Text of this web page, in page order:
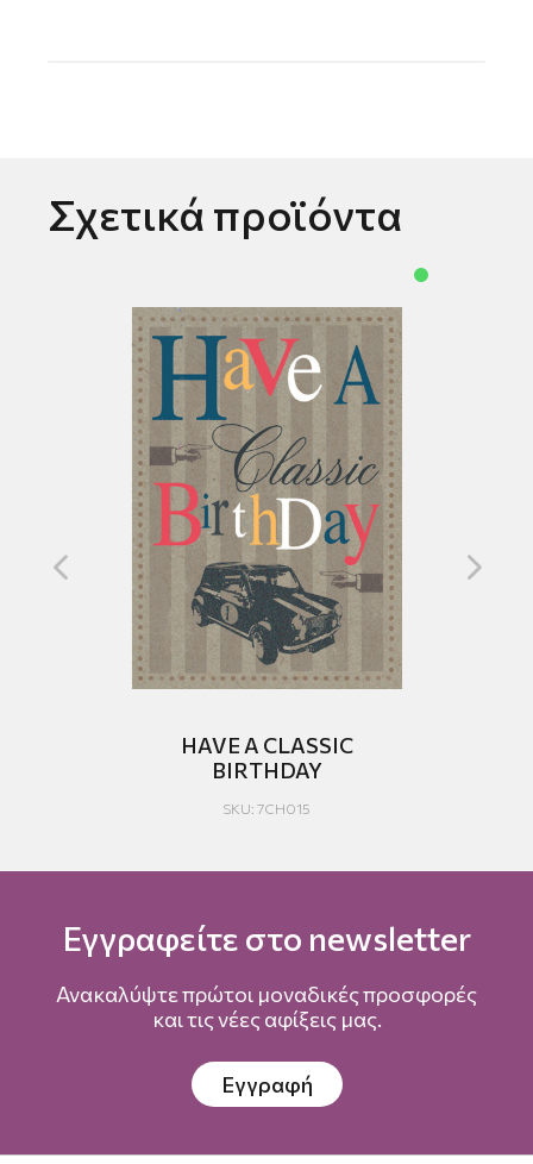
Σχετικά προϊόντα
HAVE A CLASSIC
BIRTHDAY
SKU: 7CH015
Εγγραφείτε στο newsletter
Ανακαλύψτε πρώτοι μοναδικές προσφορές
και τις νέες αφίξεις μας.
Εγγραφή